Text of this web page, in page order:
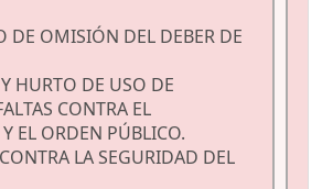
DE OMISIÓN DEL DEBER DE
HURTO DE USO DE
CONTRA EL
EL ORDEN PÚBLICO.
LA SEGURIDAD DEL